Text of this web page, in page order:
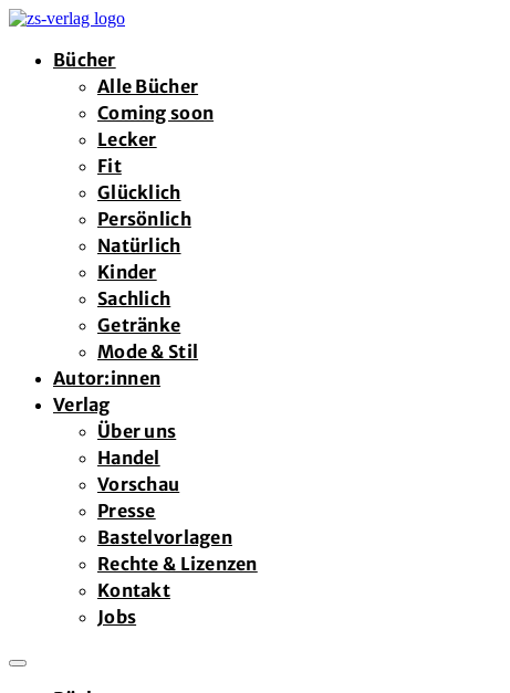
Bücher
Alle Bücher
Coming soon
Lecker
Fit
Glücklich
Persönlich
Natürlich
Kinder
Sachlich
Getränke
Mode & Stil
Autor:innen
Verlag
Über uns
Handel
Vorschau
Presse
Bastelvorlagen
Rechte & Lizenzen
Kontakt
Jobs